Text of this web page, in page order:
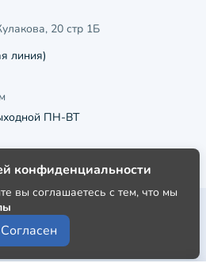
20 стр 1Б
линия)
ПН-ВТ
конфиденциальности
вы соглашаетесь с тем, что мы
Согласен